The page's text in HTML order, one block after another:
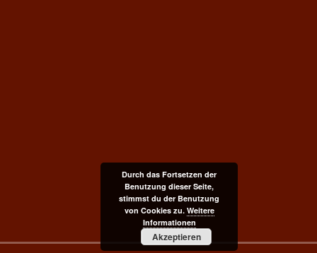
Durch das Fortsetzen der
Benutzung dieser Seite,
stimmst du der Benutzung
von Cookies zu. Weitere
Informationen
Akzeptieren